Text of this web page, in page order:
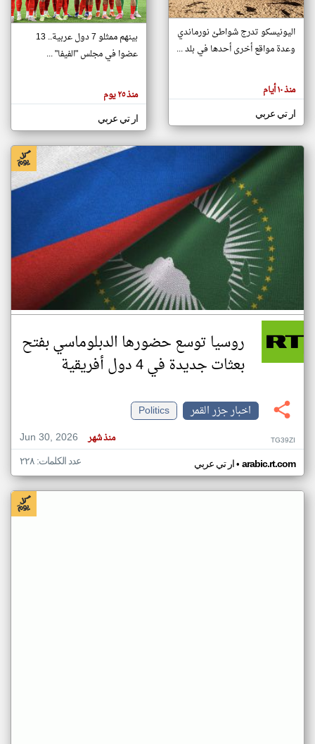
تغيير الدولة
اخبار جزر القمر على مدار الساعة
أهم اخبار جزر القمر العاجلة والمباشرة
هنا عن
وجهة
كاتبيها.
اليونيسكو تدرج شواطئ نورماندي
وعدة مواقع أخرى أحدها في بلد ...
منذ ١٠ أيام
ار تي عربي
بينهم ممثلو 7 دول عربية.. 13
عضوا في مجلس "الفيفا" ...
منذ ٢٥ يوم
ار تي عربي
روسيا توسع حضورها الدبلوماسي بفتح
بعثات جديدة في 4 دول أفريقية
اخبار جزر القمر
Politics
Jun 30, 2026
منذ شهر TG39ZI
ار تي عربي• arabic.rt.com عدد الكلمات: ٢٢٨
klyoum.com